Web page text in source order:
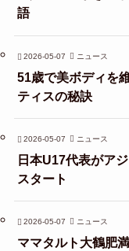
語
2026-05-07 ニュース
51歳で美ボディを
ティスの秘訣
2026-05-07 ニュース
日本U17代表がア
スタート
2026-05-07 ニュース
ママタルト大鶴肥